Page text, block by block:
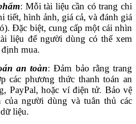
: Mỗi tài liệu cần có trang chi
tiết, hình ảnh, giá cả, và đánh giá
Đặc biệt, cung cấp một cái nhìn
liệu để người dùng có thể xem
mua.
an toàn: Đảm bảo rằng trang
các phương thức thanh toán an
PayPal, hoặc ví điện tử. Bảo vệ
của người dùng và tuân thủ các
liệu.